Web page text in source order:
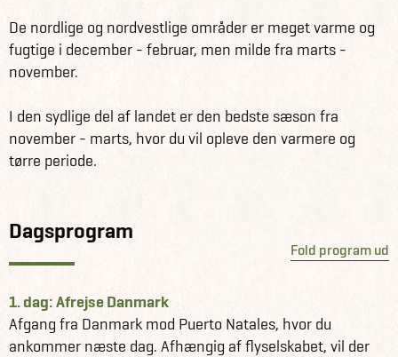
Savner du ideer og inspiration,
så book et uforpligtende møde med en af vores Chile
eksperter.
Få information og fakta om Chile her
Se alle vores andre fantastiske rejseforslag på Chile her
De nordlige og nordvestlige områder er meget varme og
fugtige i december - februar, men milde fra marts -
november.
I den sydlige del af landet er den bedste sæson fra
november - marts, hvor du vil opleve den varmere og
tørre periode.
Dagsprogram
Fold program ud
1. dag: Afrejse Danmark
Afgang fra Danmark mod Puerto Natales, hvor du
ankommer næste dag. Afhængig af flyselskabet, vil der